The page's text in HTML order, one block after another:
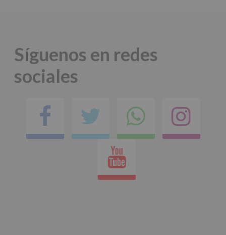
Síguenos en redes
sociales
Facebook
Twitter
en
Youtube